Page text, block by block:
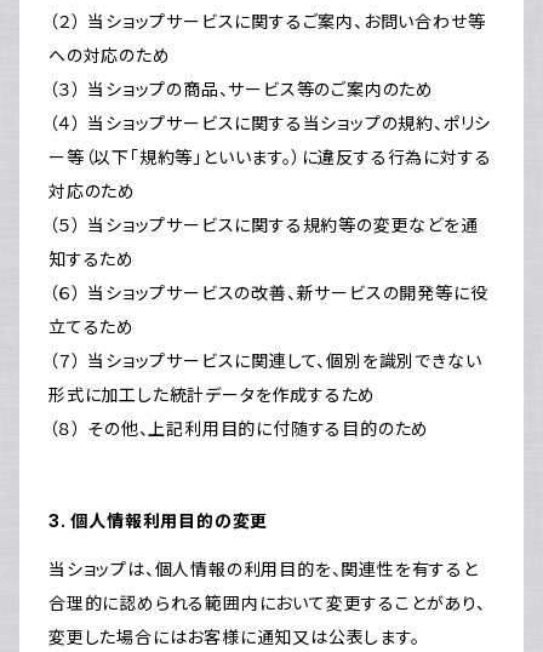
（２） 当ショップサービスに関するご案内、お問い合わせ等
への対応のため
（３） 当ショップの商品、サービス等のご案内のため
（４） 当ショップサービスに関する当ショップの規約、ポリシ
ー等（以下「規約等」といいます。）に違反する行為に対する
対応のため
（５） 当ショップサービスに関する規約等の変更などを通
知するため
（６） 当ショップサービスの改善、新サービスの開発等に役
立てるため
（７） 当ショップサービスに関連して、個別を識別できない
形式に加工した統計データを作成するため
（８） その他、上記利用目的に付随する目的のため
3. 個人情報利用目的の変更
当ショップは、個人情報の利用目的を、関連性を有すると
合理的に認められる範囲内において変更することがあり、
変更した場合にはお客様に通知又は公表します。